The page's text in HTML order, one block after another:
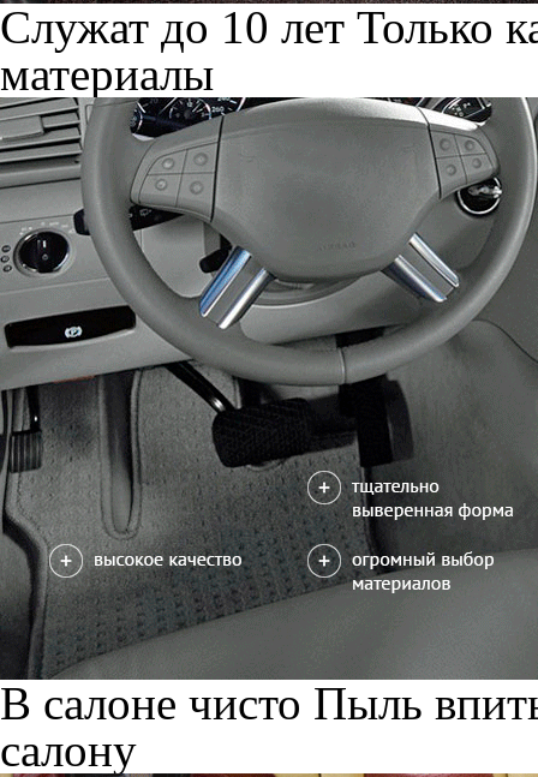
Служат до 10 лет Только
материалы
В салоне чисто Пыль
салону